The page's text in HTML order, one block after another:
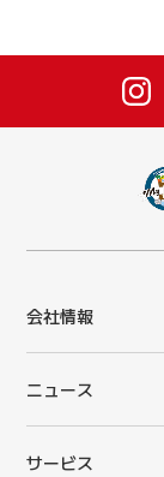
会社情報
ニュース
サービス